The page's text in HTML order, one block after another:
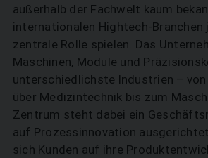
außerhalb der Fachwelt kaum
internationalen Hightech-Branchen
zentrale Rolle spielen. Das
Maschinen, Module und
unterschiedlichste Industrien –
über Medizintechnik bis zum
Zentrum steht dabei ein
auf Prozessinnovation
sich Kunden auf ihre